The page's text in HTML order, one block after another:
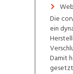
Die
ein
Damit